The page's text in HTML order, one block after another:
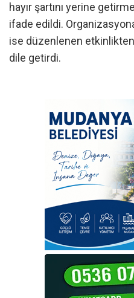
hayır şartını yerine
ifade edildi.
ise düzenlenen
dile getirdi.